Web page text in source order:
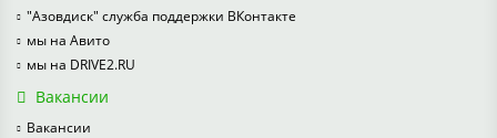
"Азовдиск" служба поддержки ВКонтакте
мы на Авито
мы на DRIVE2.RU
Вакансии
Вакансии